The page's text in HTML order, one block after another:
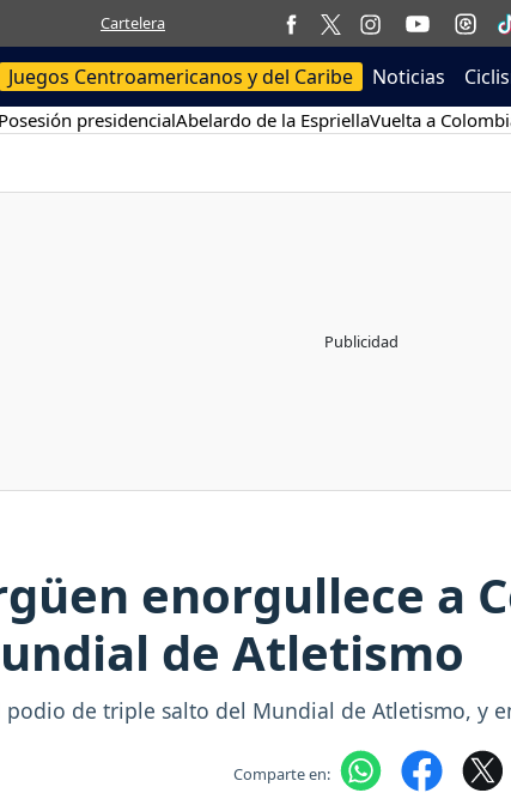
Cartelera
Juegos Centroamericanos y del Caribe Noticias
Posesión presidencialAbelardo de la EspriellaVuelta a
enorgullece a
de Atletismo
de triple salto del Mundial de Atletismo, y
Comparte en: